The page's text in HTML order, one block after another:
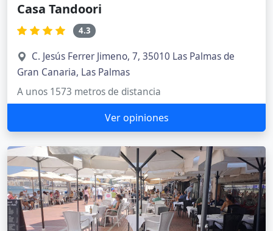
Casa Tandoori
4.3
C. Jesús Ferrer Jimeno, 7, 35010 Las Palmas de
Gran Canaria, Las Palmas
A unos 1573 metros de distancia
Ver opiniones